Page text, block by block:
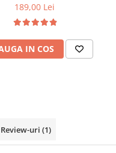
189,00 Lei
IN COS
Review-uri (1)